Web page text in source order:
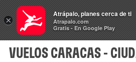
Vuelos
VUELOS CARACAS -
×
Atrápalo, planes cerca de ti
Atrapalo.com
Gratis - En Google Play